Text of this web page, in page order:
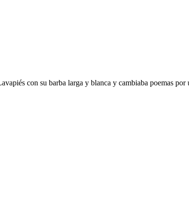
con su barba larga y blanca y cambiaba poemas